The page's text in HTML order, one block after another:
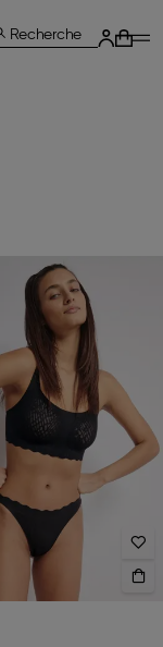
Recherche